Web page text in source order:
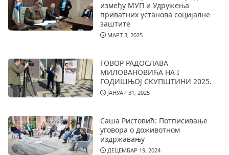
између МУП и Удружења
приватних установа социјалне
заштите
МАРТ 3, 2025
ГОВОР РАДОСЛАВА
МИЛОВАНОВИЋА НА I
ГОДИШЊОЈ СКУПШТИНИ 2025.
ЈАНУАР 31, 2025
Саша Ристовић: Потписивање
уговора о доживотном
издржавању
ДЕЦЕМБАР 19, 2024